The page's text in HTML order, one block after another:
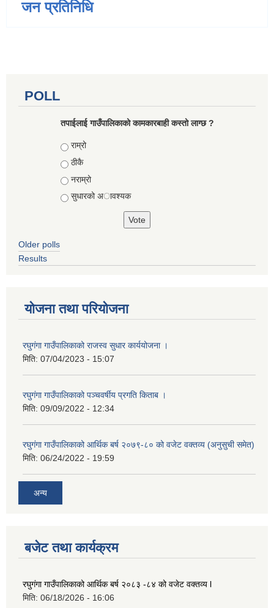
जन प्रतिनिधि
POLL
तपाईलाई गाउँपालिकाको कामकारबाही कस्तो लाग्छ ?
Choices
राम्रो
ठीकै
नराम्रो
सुधारको अावश्यक
Older polls
Results
योजना तथा परियोजना
रघुगंगा गाउँपालिकाको राजस्व सुधार कार्ययोजना ।
मिति: 07/04/2023 - 15:07
रघुगंगा गाउँपालिकाको पञ्चवर्षीय प्रगति किताब ।
मिति: 09/09/2022 - 12:34
रघुगंगा गाउँपालिकाको आर्थिक बर्ष २०७९-८० को वजेट वक्तव्य (अनुसुची समेत)
मिति: 06/24/2022 - 19:59
अन्य
बजेट तथा कार्यक्रम
रघुगंगा गाउँपालिकाको आर्थिक बर्ष २०८३ -८४ को वजेट वक्तव्य l
मिति: 06/18/2026 - 16:06